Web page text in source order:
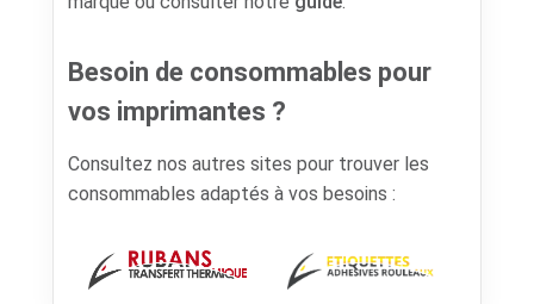
Besoin de consommables pour
vos imprimantes ?
Consultez nos autres sites pour trouver les
consommables adaptés à vos besoins :